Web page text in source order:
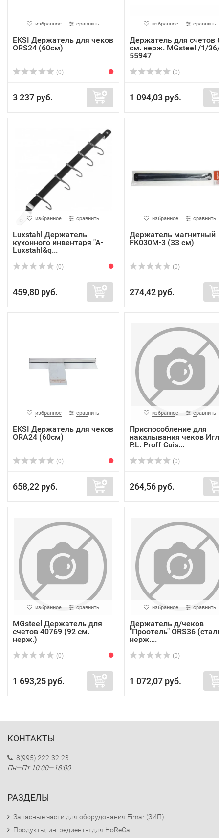
избранное сравнить
EKSI Держатель для чеков
ORS24 (60см)
(0)
3 237 руб.
избранное сравнить
Держатель для счетов
см. нерж. MGsteel /1/
55947
(0)
1 094,03 руб.
избранное сравнить
Luxstahl Держатель
кухонного инвентаря "А-
Luxstahl&q...
(0)
459,80 руб.
избранное сравнить
Держатель магнитный
FK030M-3 (33 см)
(0)
274,42 руб.
избранное сравнить
EKSI Держатель для чеков
ORA24 (60см)
(0)
658,22 руб.
избранное сравнить
Приспособление для
накалывания чеков
P.L. Proff Cuis...
(0)
264,56 руб.
избранное сравнить
MGsteel Держатель для
счетов 40769 (92 см.
нерж.)
(0)
1 693,25 руб.
избранное сравнить
Держатель д/чеков
"Проотель" ORS36
нерж....
(0)
1 072,07 руб.
КОНТАКТЫ
8(995) 222-32-23
Пн—Пт 10:00—18:00
РАЗДЕЛЫ
Запасные части для оборудования Fimar (ЗИП)
Продукты, ингредиенты для HoReCa